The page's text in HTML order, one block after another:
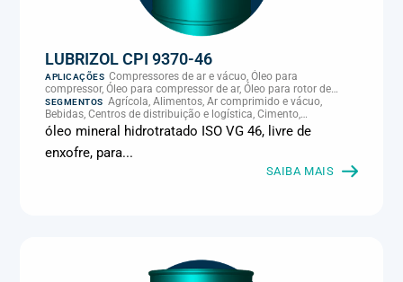
LUBRIZOL CPI 9370-46
APLICAÇÕES Compressores de ar e vácuo, Óleo para
compressor, Óleo para compressor de ar, Óleo para rotor de
compressor, Refrigeração, climatização e compressores
SEGMENTOS Agrícola, Alimentos, Ar comprimido e vácuo,
Bebidas, Centros de distribuição e logística, Cimento,
Climatização e HVAC, Data center, Eletroeletrônica, Embalagens
e latas, Energia (geração), Eólico, Farmacêutica e cosmética,
Frigoríficos e abate, Laticínios, Madeira e móveis,
Metalmecânica, Metalurgia e fundição, Mineração, MRO e
manutenção industrial, Naval e portuário, Panificação, Papel e
óleo mineral hidrotratado ISO VG 46, livre de
enxofre, para...
SAIBA MAIS